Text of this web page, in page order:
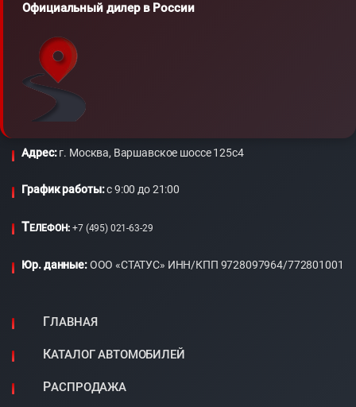
Официальный дилер в России
Адрес:г. Москва, Варшавское шоссе 125с4
График работы:c 9:00 до 21:00
ТЕЛЕФОН: +7 (495) 021-63-29
Юр. данные:ООО «СТАТУС» ИНН/КПП 9728097964/772801001
ГЛАВНАЯ
КАТАЛОГ АВТОМОБИЛЕЙ
РАСПРОДАЖА